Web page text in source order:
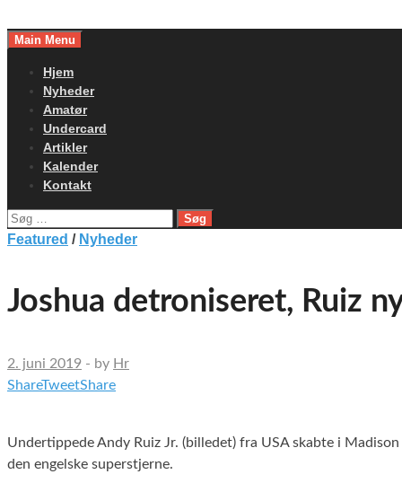
toMain Menu
Hjem
Nyheder
Amatør
Undercard
Artikler
Kalender
Kontakt
Søg
efter:
Featured / Nyheder
Joshua detroniseret, Ruiz
2. juni 2019 - by Hr
ShareTweetShare
Undertippede Andy Ruiz Jr. (billedet) fra USA skabte i
den engelske superstjerne.